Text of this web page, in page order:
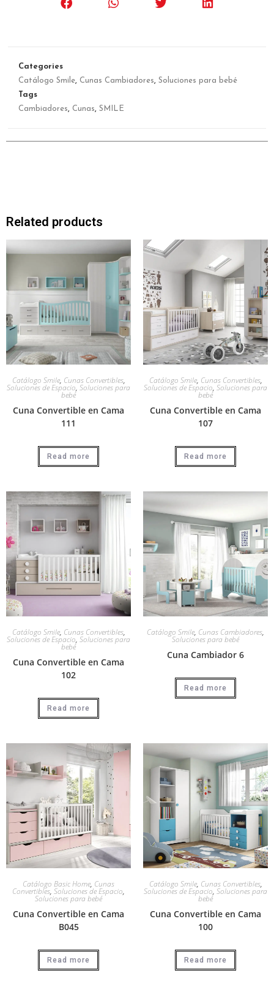
Categories
Catálogo Smile, Cunas Cambiadores, Soluciones para bebé
Tags
Cambiadores, Cunas, SMILE
Related products
Catálogo Smile, Cunas Convertibles,
Soluciones de Espacio, Soluciones para
bebé
Cuna Convertible en Cama
111
Read more
Catálogo Smile, Cunas Convertibles,
Soluciones de Espacio, Soluciones para
bebé
Cuna Convertible en Cama
107
Read more
Catálogo Smile, Cunas Convertibles,
Soluciones de Espacio, Soluciones para
bebé
Cuna Convertible en Cama
102
Read more
Catálogo Smile, Cunas Cambiadores,
Soluciones para bebé
Cuna Cambiador 6
Read more
Catálogo Basic Home, Cunas
Convertibles, Soluciones de Espacio,
Soluciones para bebé
Cuna Convertible en Cama
B045
Read more
Catálogo Smile, Cunas Convertibles,
Soluciones de Espacio, Soluciones para
bebé
Cuna Convertible en Cama
100
Read more